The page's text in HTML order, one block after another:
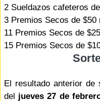
2 Sueldazos cafeteros
3 Premios Secos de $50
11 Premios Secos de
15 Premios Secos de
El resultado anterior de
del jueves 27 de